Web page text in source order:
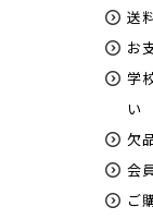
送
お
学
い
欠
会
ご